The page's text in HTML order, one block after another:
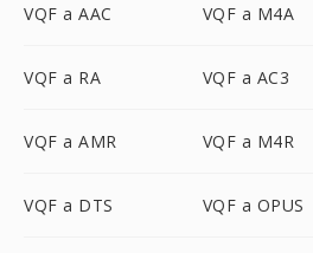
VQF a AAC VQF a M4A
VQF a RA VQF a AC3
VQF a AMR VQF a M4R
VQF a DTS VQF a OPUS